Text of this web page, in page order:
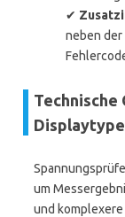
✔
neben der
Technische
um
und